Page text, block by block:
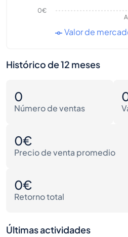
0€
Valor de
Histórico de 12 meses
0
Número de ventas
0€
Precio de venta promedio
0€
Retorno total
Últimas actividades